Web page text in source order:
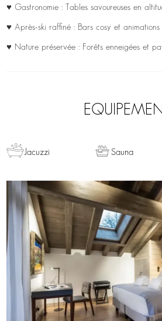
♥ Gastronomie : Tables savoureuses en
♥ Après-ski raffiné : Bars cosy et animations
♥ Nature préservée : Forêts enneigées et
Jacuzzi Sauna